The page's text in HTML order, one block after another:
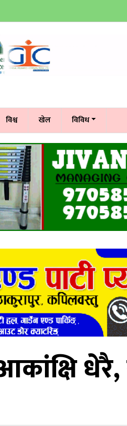
विश्व खेल विविध